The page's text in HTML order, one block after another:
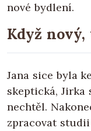
nové bydlení.
Když
Jana sice byla
skeptická, Jirka
nechtěl.
zpracovat